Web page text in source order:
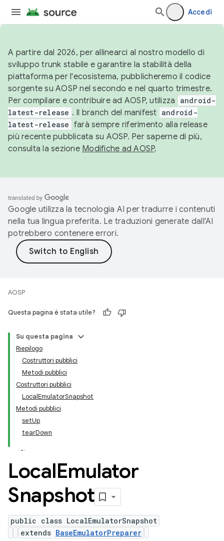
Accedi
A partire dal 2026, per allinearci al nostro modello di
sviluppo trunk stabile e garantire la stabilità della
piattaforma per l'ecosistema, pubblicheremo il codice
sorgente su AOSP nel secondo e nel quarto trimestre.
Per compilare e contribuire ad AOSP, utilizza
android-
latest-release . Il branch del manifest android-
latest-release farà sempre riferimento alla release
più recente pubblicata su AOSP. Per saperne di più,
consulta la sezione Modifiche ad AOSP.
Google utilizza la tecnologia AI per tradurre i contenuti
nella tua lingua preferita. Le traduzioni generate dall'AI
potrebbero contenere errori.
AOSP
Questa pagina è stata utile?
Su questa pagina
Riepilogo
Costruttori pubblici
Metodi pubblici
Costruttori pubblici
LocalEmulatorSnapshot
Metodi pubblici
setUp
tearDown
LocalEmulator
Snapshot
public class LocalEmulatorSnapshot
extends BaseEmulatorPreparer